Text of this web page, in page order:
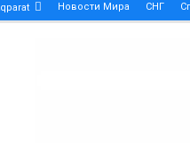
Новости Мира СНГ
Patek